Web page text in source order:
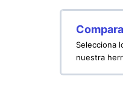
Selecciona
nuestra